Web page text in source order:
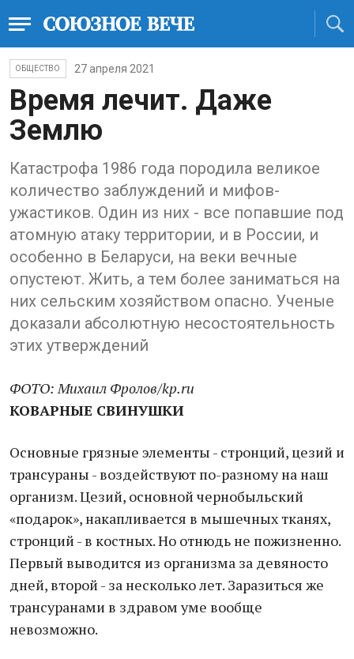
ОБЩЕСТВО 27 апреля 2021
Время лечит. Даже
Землю
Катастрофа 1986 года породила великое
количество заблуждений и мифов-
ужастиков. Один из них - все попавшие под
атомную атаку территории, и в России, и
особенно в Беларуси, на веки вечные
опустеют. Жить, а тем более заниматься на
них сельским хозяйством опасно. Ученые
доказали абсолютную несостоятельность
этих утверждений
ФОТО: Михаил Фролов/kp.ru
КОВАРНЫЕ СВИНУШКИ
Основные грязные элементы - стронций, цезий и
трансураны - воздействуют по-разному на наш
организм. Цезий, основной чернобыльский
«подарок», накапливается в мышечных тканях,
стронций - в костных. Но отнюдь не пожизненно.
Первый выводится из организма за девяносто
дней, второй - за несколько лет. Заразиться же
трансуранами в здравом уме вообще
невозможно.